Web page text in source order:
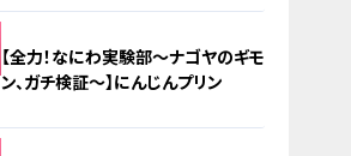
【全力！なにわ実験部～ナゴヤのギモ
ン、ガチ検証～】にんじんプリン